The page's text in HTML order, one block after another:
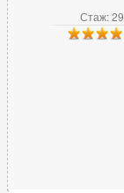
Стаж: 29